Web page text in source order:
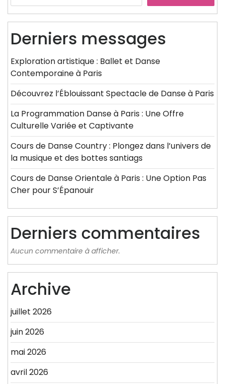
Derniers messages
Exploration artistique : Ballet et Danse
Contemporaine à Paris
Découvrez l’Éblouissant Spectacle de Danse à Paris
La Programmation Danse à Paris : Une Offre
Culturelle Variée et Captivante
Cours de Danse Country : Plongez dans l’univers de
la musique et des bottes santiags
Cours de Danse Orientale à Paris : Une Option Pas
Cher pour S’Épanouir
Derniers commentaires
Aucun commentaire à afficher.
Archive
juillet 2026
juin 2026
mai 2026
avril 2026